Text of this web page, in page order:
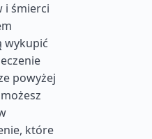
i śmierci
wykupić
powyżej
które